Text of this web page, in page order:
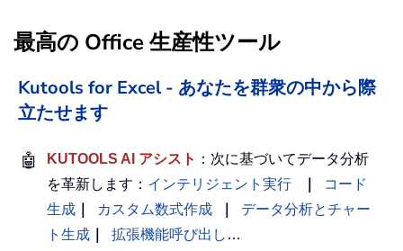
最高の Office 生産性ツール
Kutools for Excel - あなたを群衆の中から際
立たせます
🤖 KUTOOLS AI アシスト ：次に基づいてデータ分析
を革新します： インテリジェント実行
コード
生成
カスタム数式作成
データ分析とチャー
ト生成
拡張機能呼び出し …